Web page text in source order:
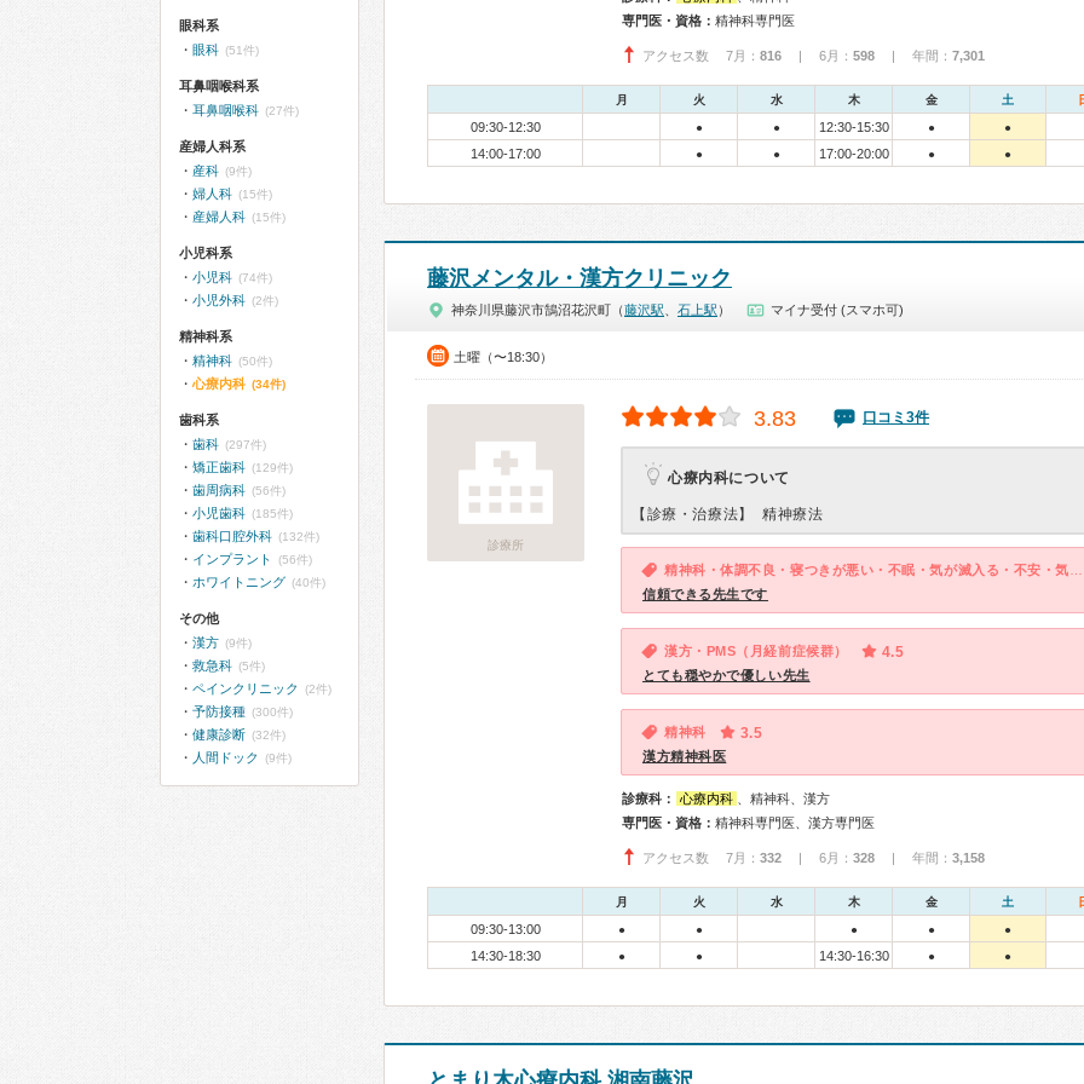
専門医・資格： 精神科専門医
アクセス数 7月： 816 | 6月： 598 | 年間： 7,301
月 火 水 木 金 土
09:30-12:30 ● ● 12:30-15:30 ● ●
14:00-17:00 ● ● 17:00-20:00 ● ●
藤沢メンタル・漢方クリニック
神奈川県藤沢市鵠沼花沢町（藤沢駅 石上駅 ） マイナ受付 (スマホ可)
土曜（〜18:30）
診療所
3.83 口コミ3件
心療内科について
【診療・治療法】 精神療法
信頼できる先生です
漢方・PMS（月経前症候群） 4.5
とても穏やかで優しい先生
精神科 3.5
漢方精神科医
診療科： 心療内科
、精神科、漢方
専門医・資格： 精神科専門医、漢方専門医
アクセス数 7月： 332 | 6月： 328 | 年間： 3,158
月 火 水 木 金 土
09:30-13:00 ● ● ● ● ●
14:30-18:30 ● ● 14:30-16:30 ● ●
眼科系
眼科 (51件)
耳鼻咽喉科系
耳鼻咽喉科 (27件)
産婦人科系
産科 (9件)
婦人科 (15件)
産婦人科 (15件)
小児科系
小児科 (74件)
小児外科 (2件)
精神科系
精神科 (50件)
心療内科 (34件)
歯科系
歯科 (297件)
矯正歯科 (129件)
歯周病科 (56件)
小児歯科 (185件)
歯科口腔外科 (132件)
インプラント (56件)
ホワイトニング (40件)
その他
漢方 (9件)
救急科 (5件)
ペインクリニック (2件)
予防接種 (300件)
健康診断 (32件)
人間ドック (9件)